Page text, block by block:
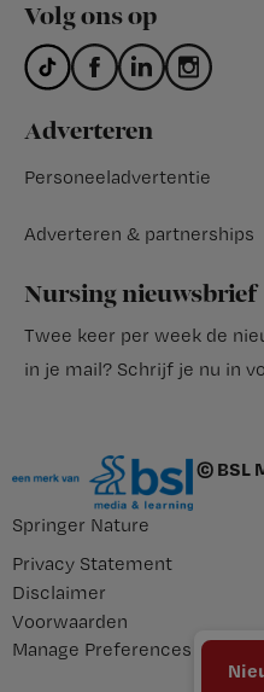
Volg ons op
Adverteren
Personeeladvertentie
Adverteren & partnerships
Nursing nieuwsbrief
Twee keer per week de
in je mail? Schrijf je nu in
© BSL
Springer Nature
Privacy Statement
Disclaimer
Voorwaarden
Manage Preferences